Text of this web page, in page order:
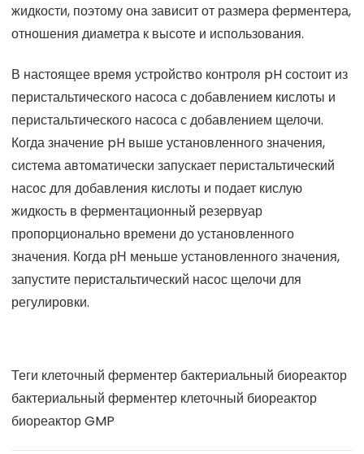
жидкости, поэтому она зависит от размера ферментера,
отношения диаметра к высоте и использования.
В настоящее время устройство контроля pH состоит из
перистальтического насоса с добавлением кислоты и
перистальтического насоса с добавлением щелочи.
Когда значение pH выше установленного значения,
система автоматически запускает перистальтический
насос для добавления кислоты и подает кислую
жидкость в ферментационный резервуар
пропорционально времени до установленного
значения. Когда рН меньше установленного значения,
запустите перистальтический насос щелочи для
регулировки.
Теги клеточный ферментер бактериальный биореактор
бактериальный ферментер клеточный биореактор
биореактор GMP